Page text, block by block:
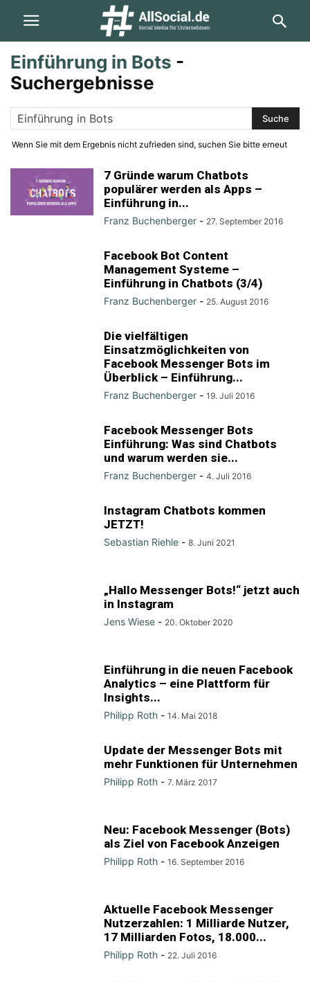
Einführung in Bots -
Suchergebnisse
Wenn Sie mit dem Ergebnis nicht zufrieden sind, suchen Sie bitte erneut
7 Gründe warum Chatbots
populärer werden als Apps –
Einführung in...
Franz Buchenberger - 27. September 2016
Facebook Bot Content
Management Systeme –
Einführung in Chatbots (3/4)
Franz Buchenberger - 25. August 2016
Die vielfältigen
Einsatzmöglichkeiten von
Facebook Messenger Bots im
Überblick – Einführung...
Franz Buchenberger - 19. Juli 2016
Facebook Messenger Bots
Einführung: Was sind Chatbots
und warum werden sie...
Franz Buchenberger - 4. Juli 2016
Instagram Chatbots kommen
JETZT!
Sebastian Riehle - 8. Juni 2021
„Hallo Messenger Bots!“ jetzt auch
in Instagram
Jens Wiese - 20. Oktober 2020
Einführung in die neuen Facebook
Analytics – eine Plattform für
Insights...
Philipp Roth - 14. Mai 2018
Update der Messenger Bots mit
mehr Funktionen für Unternehmen
Philipp Roth - 7. März 2017
Neu: Facebook Messenger (Bots)
als Ziel von Facebook Anzeigen
Philipp Roth - 16. September 2016
Aktuelle Facebook Messenger
Nutzerzahlen: 1 Milliarde Nutzer,
17 Milliarden Fotos, 18.000...
Philipp Roth - 22. Juli 2016